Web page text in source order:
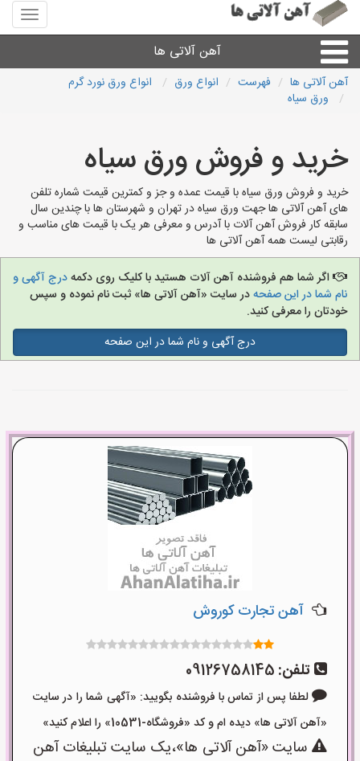
منوی
سایت
آلاتی
آهن آلاتی ها
لوله و اتصالات
سایر آهن آلات
آهن آلاتی های شهرها
آهن آلاتی ها فهرست انواع ورق
انواع ورق نورد گرم
ورق سیاه
خرید و فروش ورق سیاه
خرید و فروش ورق سیاه با قیمت عمده و جز و کمترین قیمت شماره تلفن
های آهن آلاتی ها جهت ورق سیاه در تهران و شهرستان ها با چندین سال
سابقه کار فروش آهن آلات با آدرس و معرفی هر یک با قیمت های مناسب و
رقابتی لیست همه آهن آلاتی ها
اگر شما هم فروشنده آهن آلات هستید با کلیک روی دکمهدرج آگهی و
نام شما در این صفحهدر سایت «آهن آلاتی ها» ثبت نام نموده و سپس
خودتان را معرفی کنید.
درج آگهی و نام شما در این صفحه
آهن تجارت کوروش
تلفن: 09126758145
لطفا پس از تماس با فروشنده بگویید: «آگهی شما را در سایت
«آهن آلاتی ها» دیده ام و کد «فروشگاه-10531» را اعلام کنید»
سایت «آهن آلاتی ها»،یک سایت تبلیغات آهن